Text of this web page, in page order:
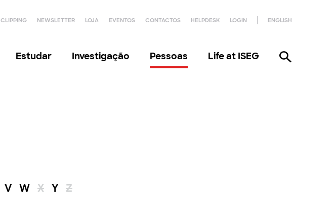
CLIPPING NEWSLETTER LOJA EVENTOS CONTACTOS HELPDESK LOGIN ENGLISH
Estudar Investigação Pessoas Life at ISEG
V W X Y Z